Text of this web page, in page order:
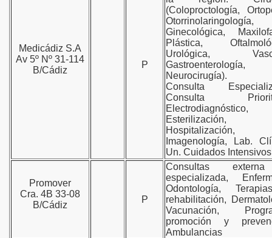
Medicádiz S.A
Av 5º Nº 31-114
B/Cádiz
P
(Coloproctología,
Otorrinolaringología,
Ginecológica,
Plástica,
Urológica,
Gastroenterología,
Neurocirugía).
Consulta
Consulta
Electrodiagnóstico,
Esterilización,
Hospitalización,
Imagenología, Lab.
Un. Cuidados Intensivos
Promover
Cra. 4B 33-08
B/Cádiz
P
Consultas
especializada,
Odontología,
rehabilitación,
Vacunación,
promoción y
Ambulancias